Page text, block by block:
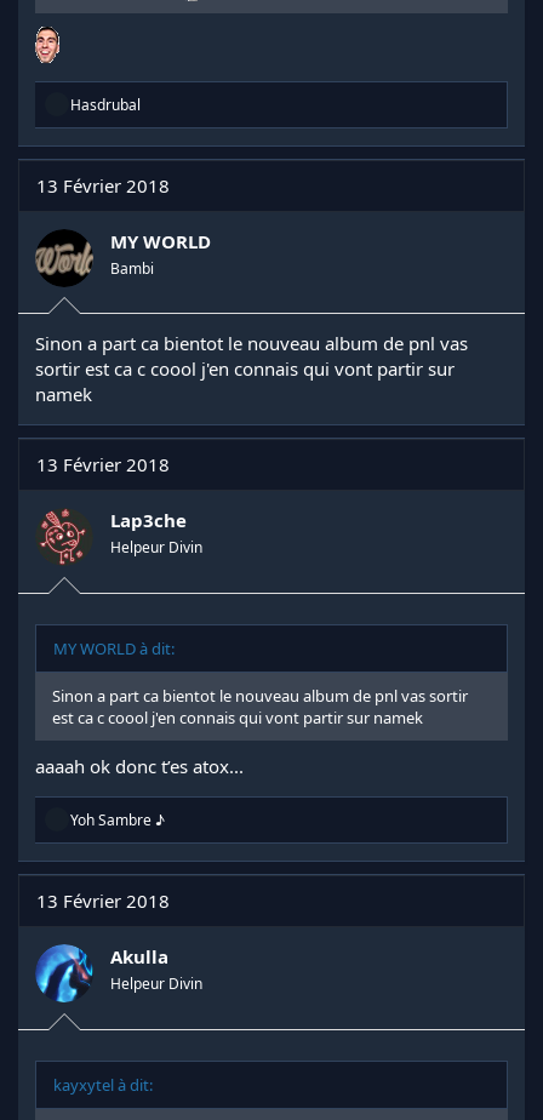
R
a
c
t
n
s
:
Hasdrubal
13 Février 2018
MY WORLD
Bambi
Sinon a part ca bientot le nouveau album de pnl vas
sortir est ca c coool j'en connais qui vont partir sur
namek
13 Février 2018
Lap3che
Helpeur Divin
MY WORLD à dit:
Sinon a part ca bientot le nouveau album de pnl vas sortir
est ca c coool j'en connais qui vont partir sur namek
aaaah ok donc t’es atox...
R
a
c
t
n
s
:
Yoh Sambre ♪
13 Février 2018
Akulla
Helpeur Divin
kayxytel à dit: